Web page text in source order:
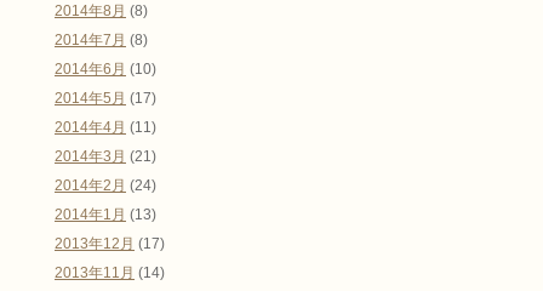
2014年8月 (8)
2014年7月 (8)
2014年6月 (10)
2014年5月 (17)
2014年4月 (11)
2014年3月 (21)
2014年2月 (24)
2014年1月 (13)
2013年12月 (17)
2013年11月 (14)